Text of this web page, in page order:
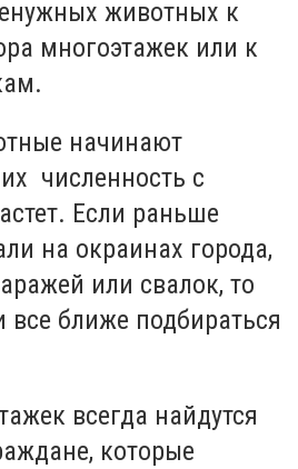
животных к
многоэтажек или к
начинают
численность с
Если раньше
на окраинах города,
или свалок, то
все ближе подбираться
всегда найдутся
которые